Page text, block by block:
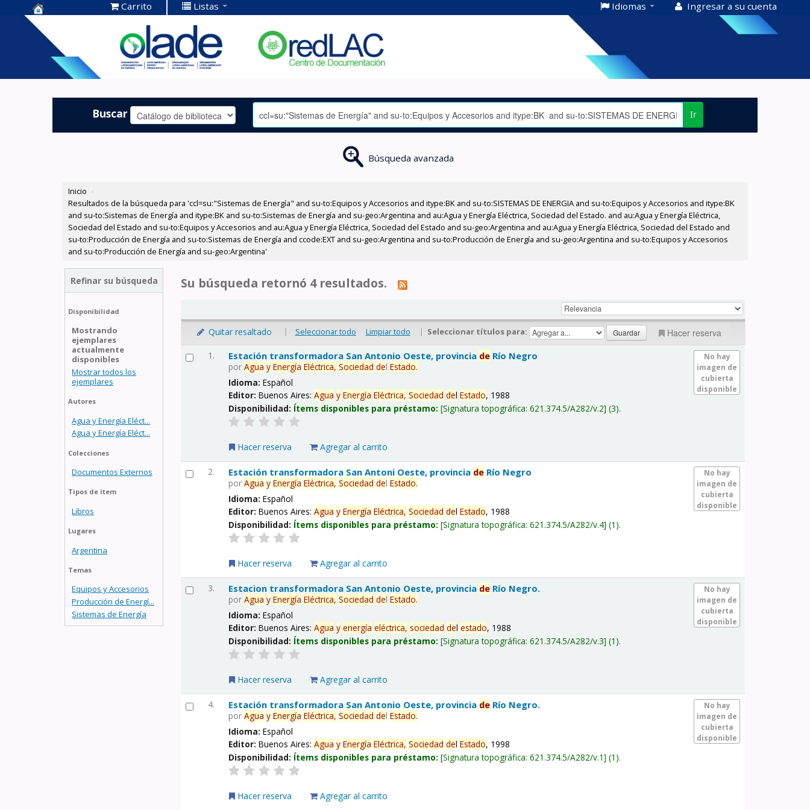
Centro de
Documentación
OLADE -
Carrito Listas Idiomas Ingresar a su cuenta
Buscar Ir
Búsqueda avanzada
Inicio ›
Resultados de la búsqueda para 'ccl=su:"Sistemas de Energía" and su-to:Equipos y Accesorios and itype:BK and su-to:SISTEMAS DE ENERGIA and su-to:Equipos y Accesorios and itype:BK
and su-to:Sistemas de Energía and itype:BK and su-to:Sistemas de Energía and su-geo:Argentina and au:Agua y Energía Eléctrica, Sociedad del Estado. and au:Agua y Energía Eléctrica,
Sociedad del Estado and su-to:Equipos y Accesorios and au:Agua y Energía Eléctrica, Sociedad del Estado and su-geo:Argentina and au:Agua y Energía Eléctrica, Sociedad del Estado and
su-to:Producción de Energía and su-to:Sistemas de Energía and ccode:EXT and su-geo:Argentina and su-to:Producción de Energía and su-geo:Argentina and su-to:Equipos y Accesorios
and su-to:Producción de Energía and su-geo:Argentina'
Refinar su búsqueda
Disponibilidad
Mostrando
ejemplares
actualmente
disponibles
Mostrar todos los
ejemplares
Autores
Agua y Energía Eléct...
Agua y Energía Eléct...
Colecciones
Documentos Externos
Tipos de ítem
Libros
Lugares
Argentina
Temas
Equipos y Accesorios
Producción de Energí...
Sistemas de Energía
Su búsqueda retornó 4 resultados.
Quitar resaltado | Seleccionar todo Limpiar todo | Seleccionar títulos para: Hacer reserva
1.
No hay
imagen de
cubierta
disponible
Estación transformadora San Antonio Oeste, provincia de Río Negro
porAgua y Energía Eléctrica, Sociedad delEstado.
Idioma:Español
Editor:Buenos Aires:Agua y Energía Eléctrica, Sociedad delEstado, 1988
Disponibilidad: Ítems disponibles para préstamo: Signatura topográfica:621.374.5/A282/v.2 (3).
Hacer reserva Agregar al carrito
2.
No hay
imagen de
cubierta
disponible
Estación transformadora San Antoni Oeste, provincia de Río Negro
porAgua y Energía Eléctrica, Sociedad delEstado.
Idioma:Español
Editor:Buenos Aires:Agua y Energía Eléctrica, Sociedad delEstado, 1988
Disponibilidad: Ítems disponibles para préstamo: Signatura topográfica:621.374.5/A282/v.4 (1).
Hacer reserva Agregar al carrito
3.
No hay
imagen de
cubierta
disponible
Estacion transformadora San Antonio Oeste, provincia de Río Negro.
porAgua y Energía Eléctrica, Sociedad delEstado.
Idioma:Español
Editor:Buenos Aires:Agua y energía eléctrica, sociedad delestado, 1988
Disponibilidad: Ítems disponibles para préstamo: Signatura topográfica:621.374.5/A282/v.3 (1).
Hacer reserva Agregar al carrito
4.
No hay
imagen de
cubierta
disponible
Estación transformadora San Antonio Oeste, provincia de Río Negro.
porAgua y Energía Eléctrica, Sociedad delEstado.
Idioma:Español
Editor:Buenos Aires:Agua y Energía Eléctrica, Sociedad delEstado, 1998
Disponibilidad: Ítems disponibles para préstamo: Signatura topográfica:621.374.5/A282/v.1 (1).
Hacer reserva Agregar al carrito